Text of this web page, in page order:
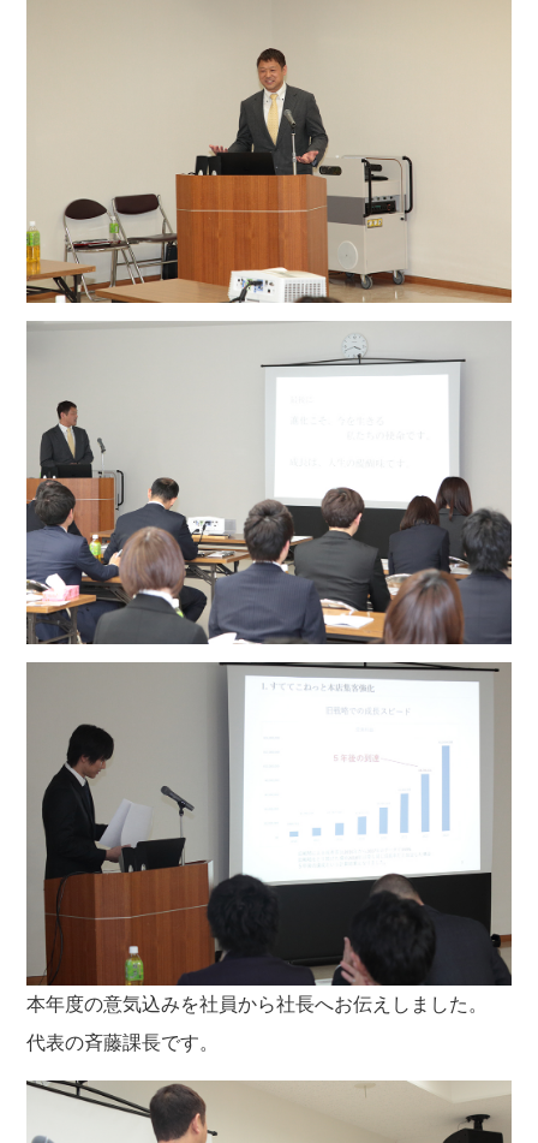
本年度の意気込みを社員から社長へお伝えしました。
代表の斉藤課長です。